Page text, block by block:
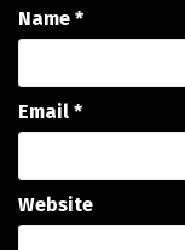
Name *
Email *
Website